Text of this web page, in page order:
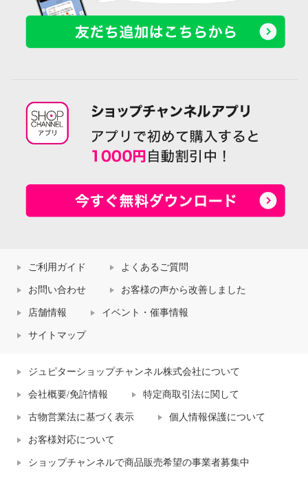
ご利用ガイド よくあるご質問
お問い合わせ お客様の声から改善しました
店舗情報 イベント・催事情報
サイトマップ
ジュピターショップチャンネル株式会社について
会社概要/免許情報 特定商取引法に関して
古物営業法に基づく表示 個人情報保護について
お客様対応について
ショップチャンネルで商品販売希望の事業者募集中